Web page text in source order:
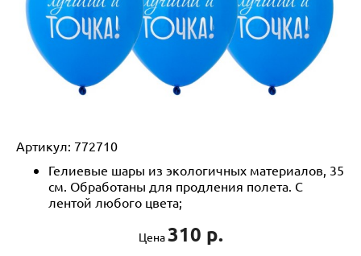
Артикул: 772710
Гелиевые шары из экологичных материалов, 35
см. Обработаны для продления полета. С
лентой любого цвета;
Цена310 р.